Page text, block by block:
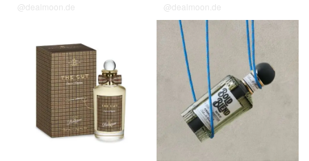
@dealmoon.de @dealmoon.de